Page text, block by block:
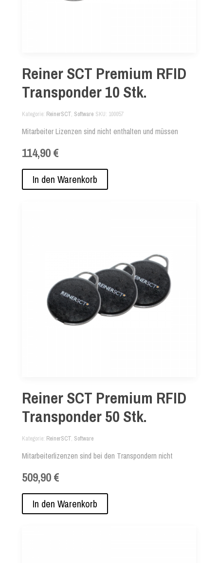
Reiner SCT Premium RFID
Transponder 10 Stk.
Kategorie ReinerSCT, Software SKU 100057
Mitarbeiter Lizenzen sind nicht enthalten und müssen
114,90 €
In den Warenkorb
Reiner SCT Premium RFID
Transponder 50 Stk.
Kategorie ReinerSCT, Software
Mitarbeiterlizenzen sind bei den Transpondern nicht
509,90 €
In den Warenkorb